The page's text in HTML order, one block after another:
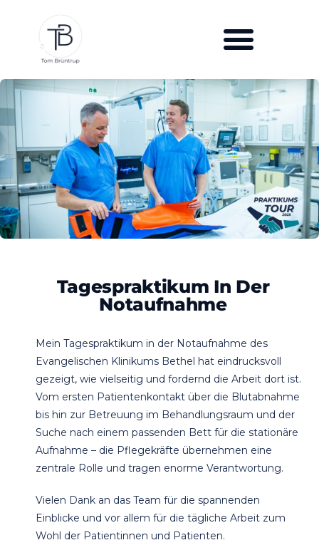
Tagespraktikum In Der
Notaufnahme
Mein Tagespraktikum in der Notaufnahme des
Evangelischen Klinikums Bethel hat eindrucksvoll
gezeigt, wie vielseitig und fordernd die Arbeit dort ist.
Vom ersten Patientenkontakt über die Blutabnahme
bis hin zur Betreuung im Behandlungsraum und der
Suche nach einem passenden Bett für die stationäre
Aufnahme – die Pflegekräfte übernehmen eine
zentrale Rolle und tragen enorme Verantwortung.
Vielen Dank an das Team für die spannenden
Einblicke und vor allem für die tägliche Arbeit zum
Wohl der Patientinnen und Patienten.